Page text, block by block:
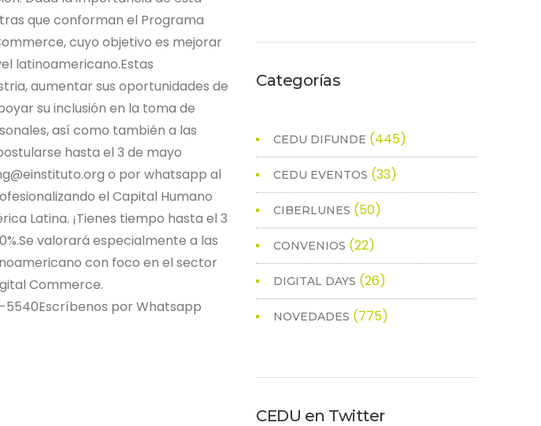
que conforman el Programa
cuyo objetivo es mejorar
latinoamericano.Estas
aumentar sus oportunidades de
su inclusión en la toma de
así como también a las
hasta el 3 de mayo
o por whatsapp al
el Capital Humano
Latina. ¡Tienes tiempo hasta el 3
valorará especialmente a las
con foco en el sector
Commerce.
5540Escríbenos por Whatsapp
Categorías
CEDU DIFUNDE (445)
CEDU EVENTOS (33)
CIBERLUNES (50)
CONVENIOS (22)
DIGITAL DAYS (26)
NOVEDADES (775)
CEDU en Twitter